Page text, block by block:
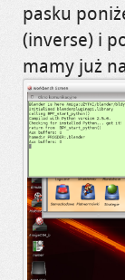
pasku
(inverse) i
mamy już